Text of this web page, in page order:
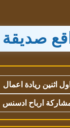
صديقة
اثنين ريادة اعمال
ارباح ادسنس